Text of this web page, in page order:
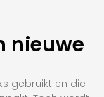
nieuwe
gebruikt en die